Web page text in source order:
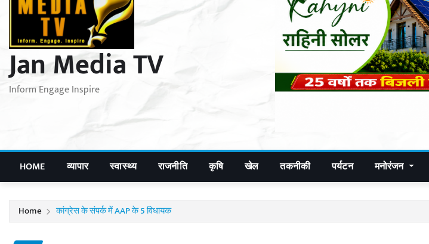
Jan Media TV
Inform Engage Inspire
HOME व्यापार स्वास्थ्य राजनीति कृषि खेल तकनीकी पर्यटन मनोरंजन
Home कांग्रेस के संपर्क में AAP के 5 विधायक